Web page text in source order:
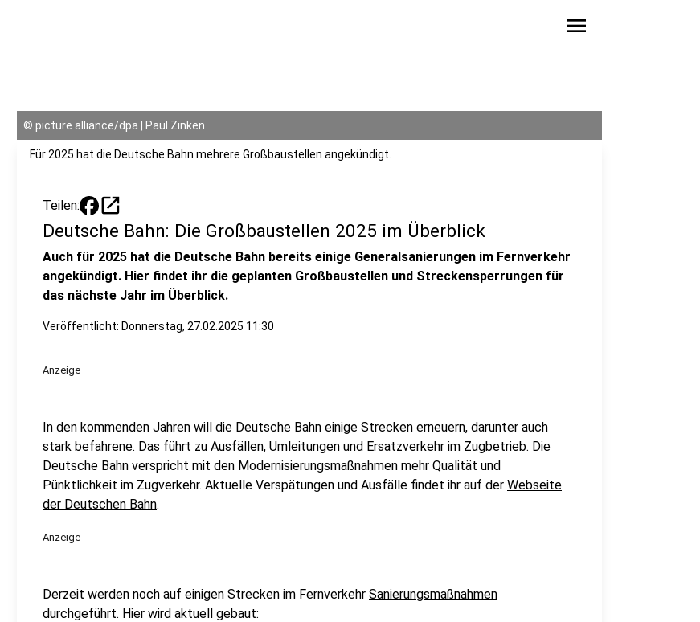
menu
© picture alliance/dpa | Paul Zinken
Für 2025 hat die Deutsche Bahn mehrere Großbaustellen angekündigt.
Teilen: open_in_new
Deutsche Bahn: Die Großbaustellen 2025 im Überblick
Auch für 2025 hat die Deutsche Bahn bereits einige Generalsanierungen im Fernverkehr
angekündigt. Hier findet ihr die geplanten Großbaustellen und Streckensperrungen für
das nächste Jahr im Überblick.
Veröffentlicht: Donnerstag, 27.02.2025 11:30
Anzeige
In den kommenden Jahren will die Deutsche Bahn einige Strecken erneuern, darunter auch
stark befahrene. Das führt zu Ausfällen, Umleitungen und Ersatzverkehr im Zugbetrieb. Die
Deutsche Bahn verspricht mit den Modernisierungsmaßnahmen mehr Qualität und
Pünktlichkeit im Zugverkehr. Aktuelle Verspätungen und Ausfälle findet ihr auf der Webseite
der Deutschen Bahn.
Anzeige
Derzeit werden noch auf einigen Strecken im Fernverkehr Sanierungsmaßnahmen
durchgeführt. Hier wird aktuell gebaut: